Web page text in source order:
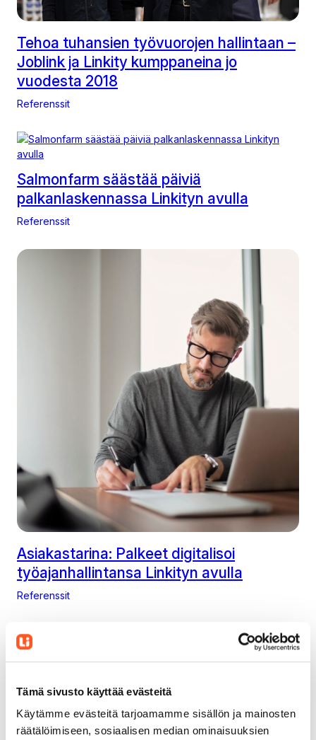
Tämä sivusto käyttää evästeitä
Käytämme evästeitä tarjoamamme sisällön ja mainosten
räätälöimiseen, sosiaalisen median ominaisuuksien
Tehoa tuhansien työvuorojen hallintaan –
Joblink ja Linkity kumppaneina jo
vuodesta 2018
Referenssit
Salmonfarm säästää päiviä
palkanlaskennassa Linkityn avulla
Referenssit
Asiakastarina: Palkeet digitalisoi
työajanhallintansa Linkityn avulla
Referenssit
Siivouspalvelu Hänninen on säästänyt 47
% palkanlaskennan kuluissa
Referenssit